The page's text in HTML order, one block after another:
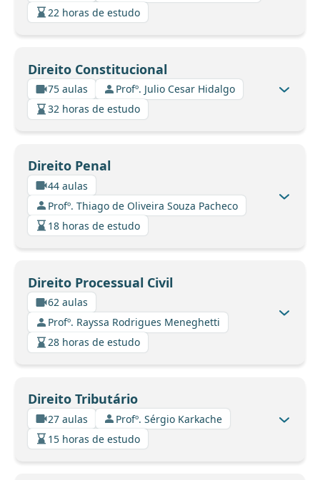
22 horas de estudo
Direito Constitucional
75 aulas
Profº. Julio Cesar Hidalgo
32 horas de estudo
Direito Penal
44 aulas
Profº. Thiago de Oliveira Souza Pacheco
18 horas de estudo
Direito Processual Civil
62 aulas
Profº. Rayssa Rodrigues Meneghetti
28 horas de estudo
Direito Tributário
27 aulas
Profº. Sérgio Karkache
15 horas de estudo